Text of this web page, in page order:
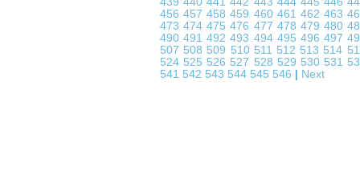
456457458459 460 461 462 463
473474475476 477 478 479 480
490491492493 494 495 496 497
507 508 509 510 511 512 513 514
524 525 526 527 528 529 530 531
541 542 543 544 545 546 Next